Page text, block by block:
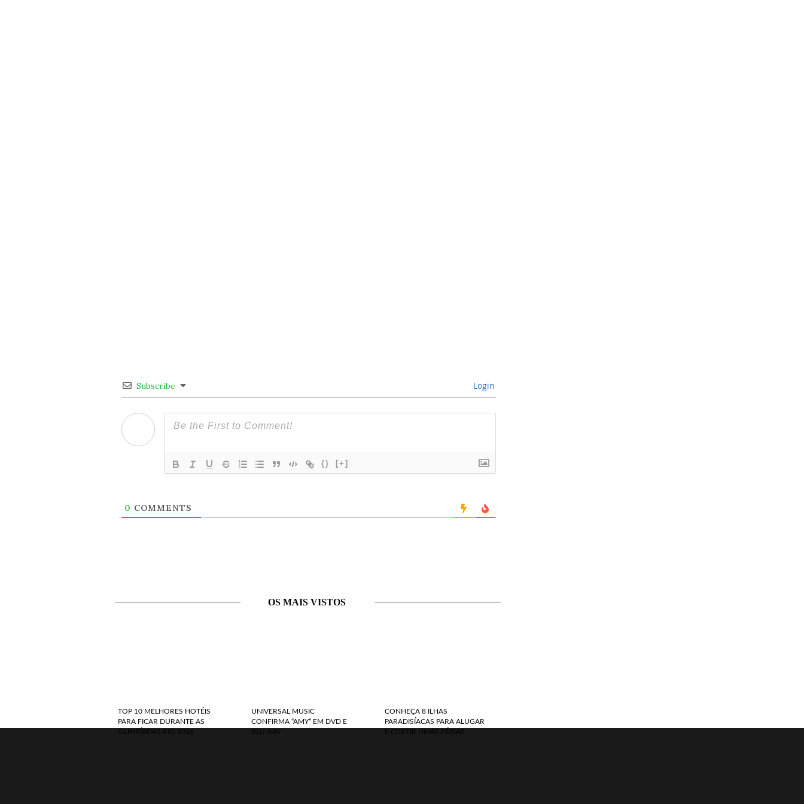
Subscribe Login
{} [+]
0 COMMENTS
OS MAIS VISTOS
TOP 10 MELHORES HOTÉIS
PARA FICAR DURANTE AS
OLIMPÍADAS RIO 2016
UNIVERSAL MUSIC
CONFIRMA “AMY” EM DVD E
BLU-RAY
CONHEÇA 8 ILHAS
PARADISÍACAS PARA ALUGAR
E CURTIR UMAS FÉRIAS